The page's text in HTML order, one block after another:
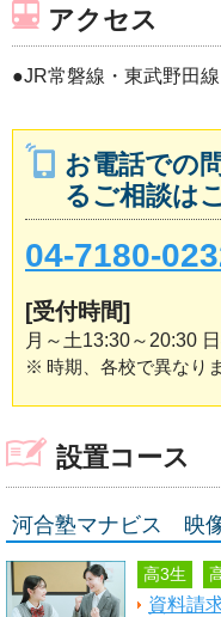
アクセス
●JR常磐線・東武野田
お電話での
るご相談は
04-7180-
[受付時間]
月～土13:30～20:30
※ 時期、各校で異なり
設置コース
河合塾マナビス 映
高3生
資料請